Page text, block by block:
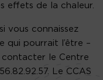
effets de la chaleur.
vous connaissez
qui pourrait l’être –
contacter le Centre
Le CCAS